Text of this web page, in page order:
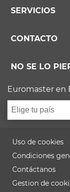
SERVICIOS
CONTACTO
NO SE LO
Euromaster en
Elige tu país
Uso de cookies
Condiciones
Contáctanos
Gestion de